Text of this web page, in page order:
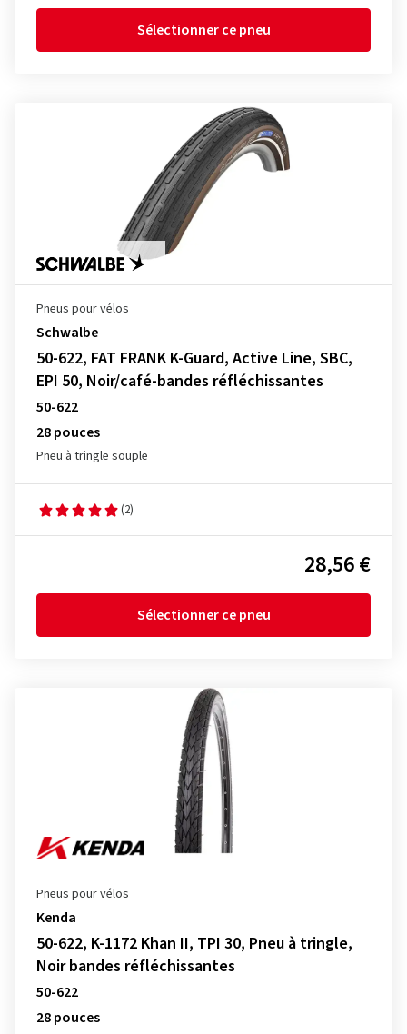
Sélectionner ce pneu
Pneus pour vélos
Schwalbe
50-622, FAT FRANK K-Guard, Active Line, SBC,
EPI 50, Noir/café-bandes réfléchissantes
50-622
28 pouces
Pneu à tringle souple
(2)
28,56 €
Sélectionner ce pneu
Pneus pour vélos
Kenda
50-622, K-1172 Khan II, TPI 30, Pneu à tringle,
Noir bandes réfléchissantes
50-622
28 pouces